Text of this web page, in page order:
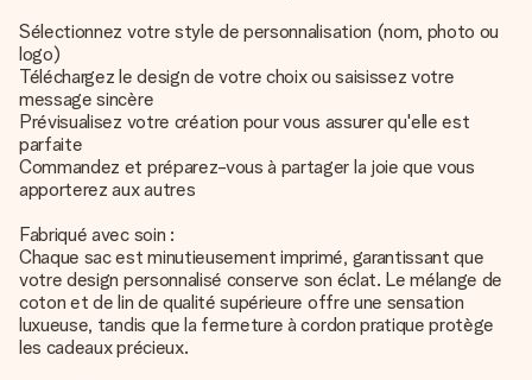
Sélectionnez votre style de personnalisation (nom, photo ou
logo)
Téléchargez le design de votre choix ou saisissez votre
message sincère
Prévisualisez votre création pour vous assurer qu'elle est
parfaite
Commandez et préparez-vous à partager la joie que vous
apporterez aux autres
Fabriqué avec soin :
Chaque sac est minutieusement imprimé, garantissant que
votre design personnalisé conserve son éclat. Le mélange de
coton et de lin de qualité supérieure offre une sensation
luxueuse, tandis que la fermeture à cordon pratique protège
les cadeaux précieux.